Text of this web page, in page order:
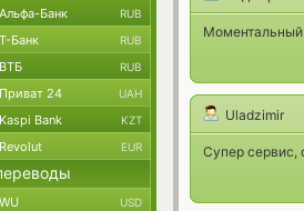
Uladzimir
Супер сервис,
Альфа-Банк RUB
Т-Банк RUB
ВТБ RUB
Приват 24 UAH
Kaspi Bank KZT
Revolut EUR
WU USD